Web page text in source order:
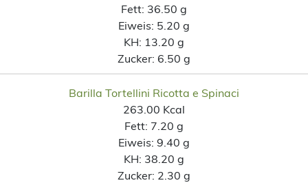
Fett: 36.50 g
Eiweis: 5.20 g
KH: 13.20 g
Zucker: 6.50 g
Barilla Tortellini Ricotta e Spinaci
263.00 Kcal
Fett: 7.20 g
Eiweis: 9.40 g
KH: 38.20 g
Zucker: 2.30 g